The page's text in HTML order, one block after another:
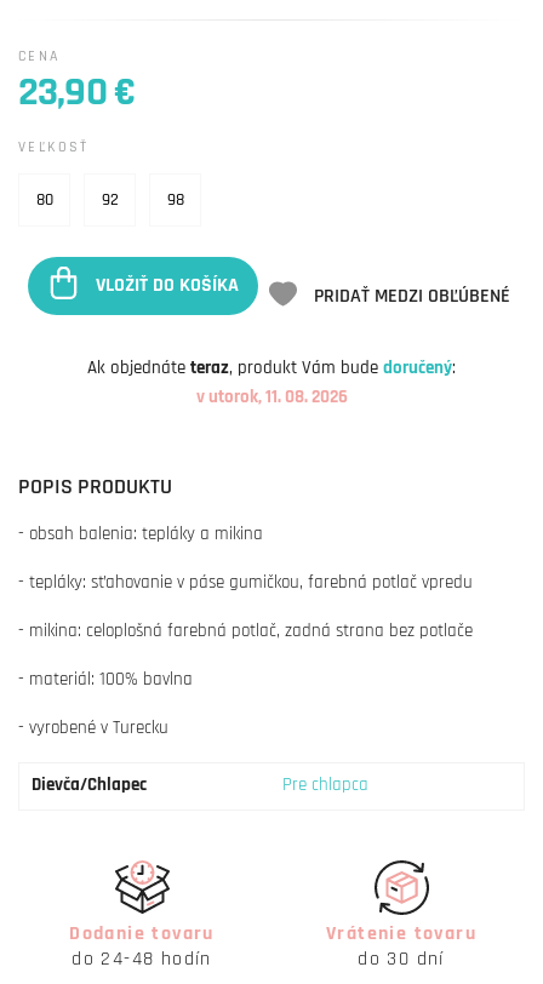
CENA
23,90 €
VEĽKOSŤ
80 92 98
VLOŽIŤ DO KOŠÍKA PRIDAŤ MEDZI OBĽÚBENÉ
Ak objednáte teraz, produkt Vám bude doručený:
v utorok, 11. 08. 2026
POPIS PRODUKTU
- obsah balenia: tepláky a mikina
- tepláky: sťahovanie v páse gumičkou, farebná potlač vpredu
- mikina: celoplošná farebná potlač, zadná strana bez potlače
- materiál: 100% bavlna
- vyrobené v Turecku
Dievča/Chlapec Pre chlapca
Dodanie tovaru
do 24-48 hodín
Vrátenie tovaru
do 30 dní